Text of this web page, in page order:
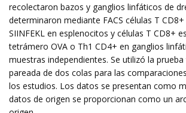
recolectaron bazos y ganglios linfáticos de
determinaron mediante FACS células T
SIINFEKL en esplenocitos y células T CD8+
tetrámero OVA o Th1 CD4+ en ganglios
muestras independientes. Se utilizó la
pareada de dos colas para las
los estudios. Los datos se presentan como
datos de origen se proporcionan como un